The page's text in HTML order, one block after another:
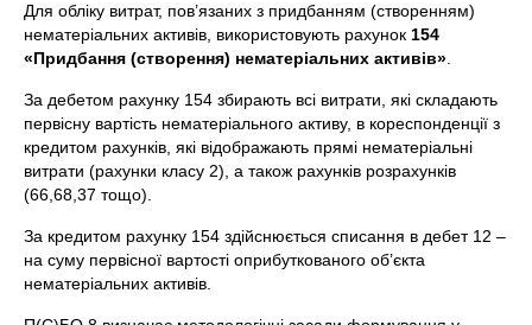
Для обліку витрат, пов’язаних з придбанням (створенням)
нематеріальних активів, використовують рахунок 154
«Придбання (створення) нематеріальних активів»
За дебетом рахунку 154 збирають всі витрати, які складають
первісну вартість нематеріального активу, в кореспонденції з
кредитом рахунків, які відображають прямі нематеріальні
витрати (рахунки класу 2), а також рахунків розрахунків
(66,68,37 тощо).
За кредитом рахунку 154 здійснюється списання в дебет 12 –
на суму первісної вартості оприбуткованого об’єкта
нематеріальних активів.